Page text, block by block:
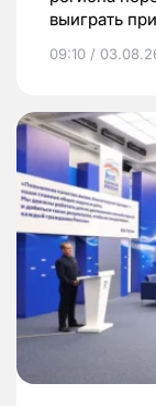
выиграть
09:10 /